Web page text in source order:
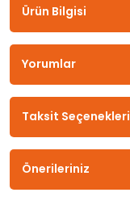
Ürün Bilgisi
Yorumlar
Taksit Seçenekleri
Önerileriniz